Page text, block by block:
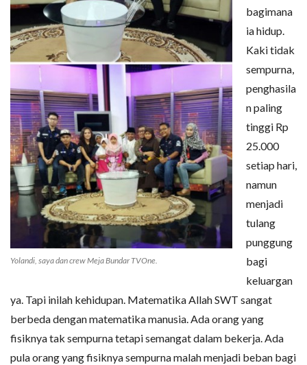
Yolandi, saya dan crew Meja Bundar TVOne.
bagimana
ia hidup.
Kaki tidak
sempurna,
penghasila
n paling
tinggi Rp
25.000
setiap hari,
namun
menjadi
tulang
punggung
bagi
keluargan
ya. Tapi inilah kehidupan. Matematika Allah SWT sangat
berbeda dengan matematika manusia. Ada orang yang
fisiknya tak sempurna tetapi semangat dalam bekerja. Ada
pula orang yang fisiknya sempurna malah menjadi beban bagi